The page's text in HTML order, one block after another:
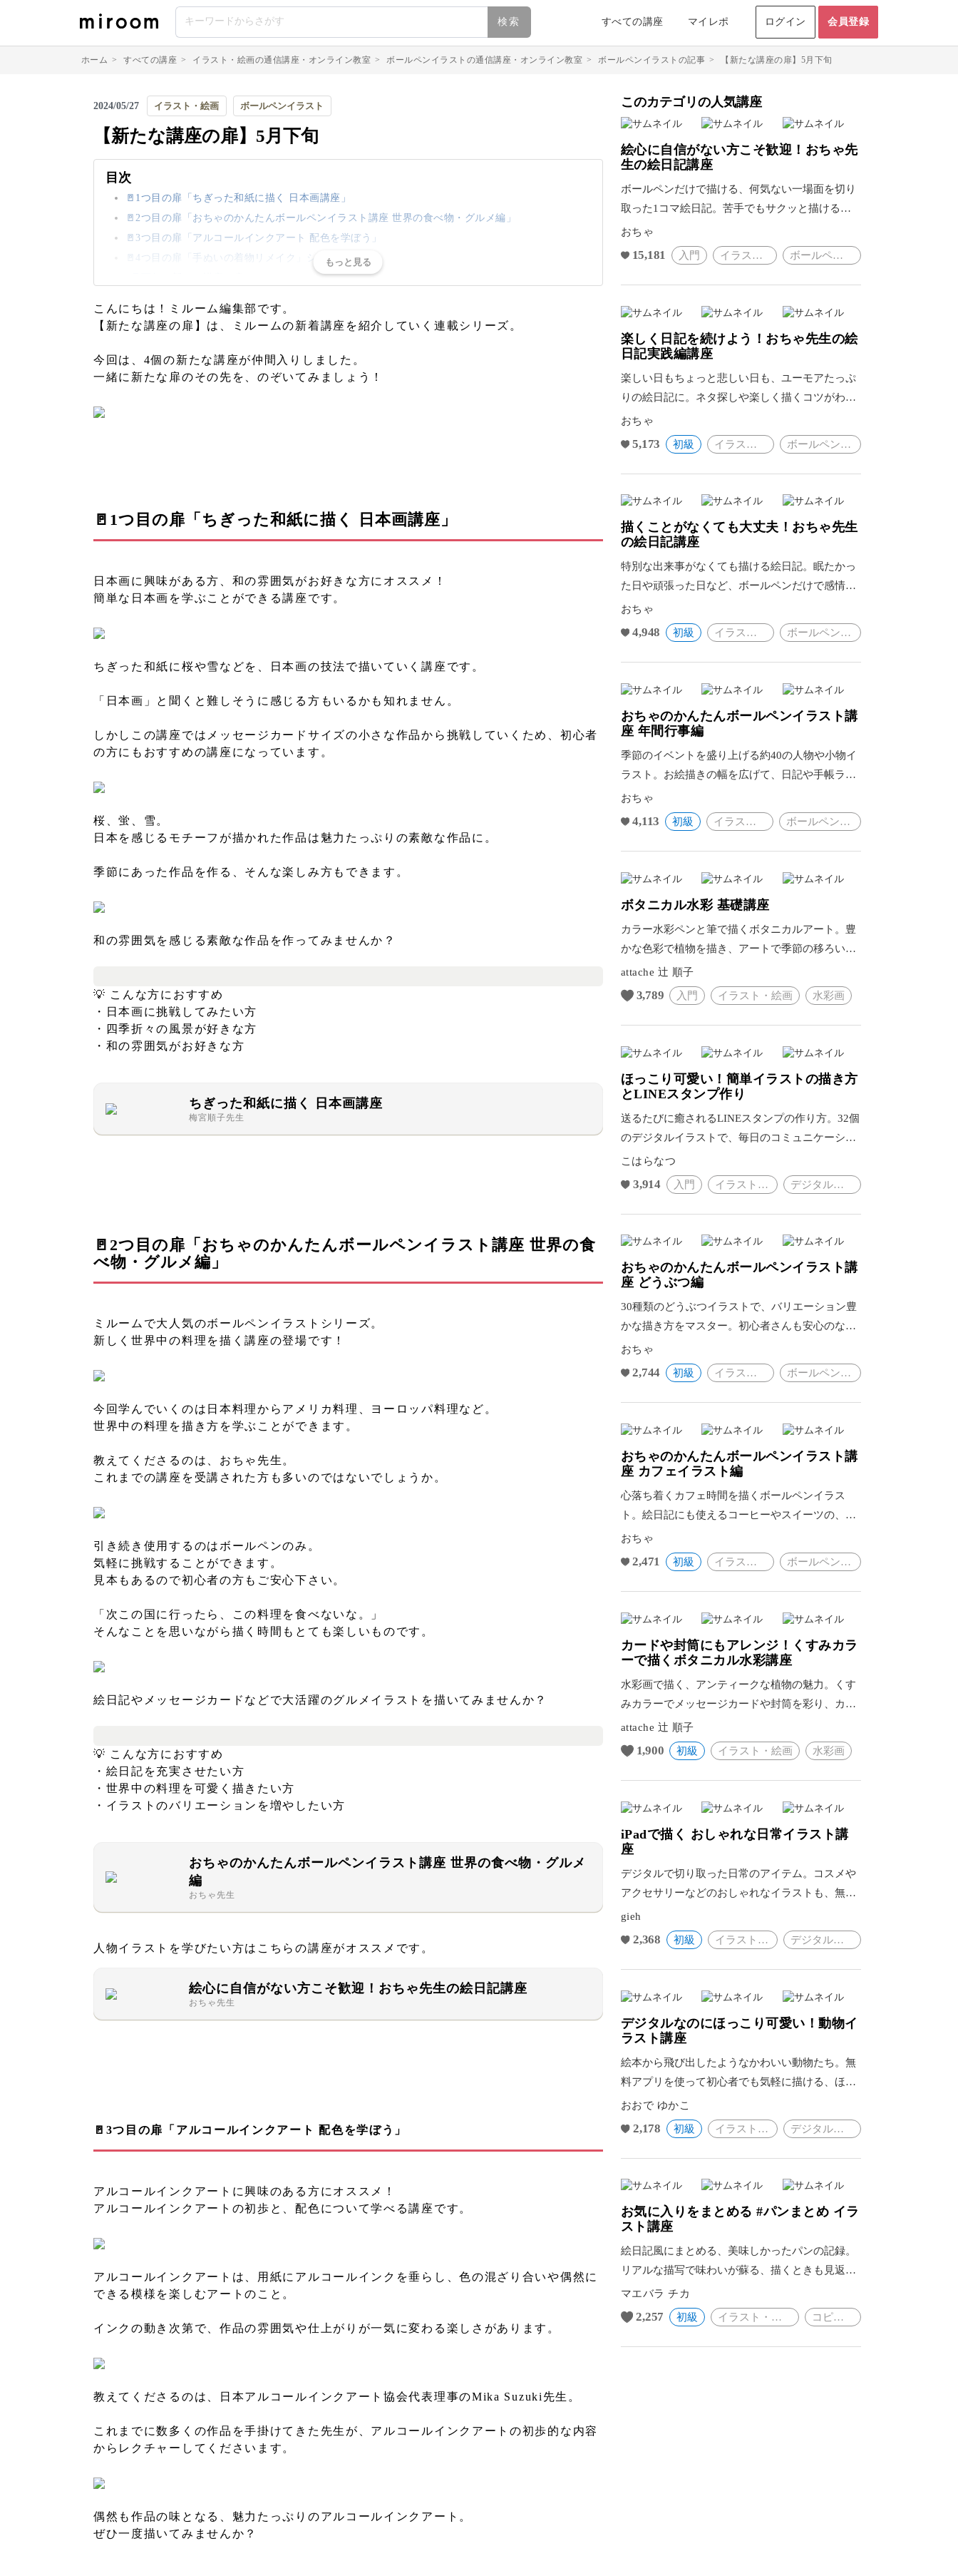
検索 すべての講座 マイレポ ログイン 会員登録
ホーム > すべての講座 > イラスト・絵画の通信講座・オンライン教室 > ボールペンイラストの通信講座・オンライン教室 > ボールペンイラストの記事 > 【新たな講座の扉】5月下旬
2024/05/27 イラスト・絵画 ボールペンイラスト
【新たな講座の扉】5月下旬
目次
🚪1つ目の扉「ちぎった和紙に描く 日本画講座」
🚪2つ目の扉「おちゃのかんたんボールペンイラスト講座 世界の食べ物・グルメ編」
🚪3つ目の扉「アルコールインクアート 配色を学ぼう」
🚪4つ目の扉「手ぬいの着物リメイク」シリーズ
こんにちは！ミルーム編集部です。
【新たな講座の扉】は、ミルームの新着講座を紹介していく連載シリーズ。
今回は、4個の新たな講座が仲間入りしました。
一緒に新たな扉のその先を、のぞいてみましょう！
🚪1つ目の扉「ちぎった和紙に描く 日本画講座」
日本画に興味がある方、和の雰囲気がお好きな方にオススメ！
簡単な日本画を学ぶことができる講座です。
ちぎった和紙に桜や雪などを、日本画の技法で描いていく講座です。
「日本画」と聞くと難しそうに感じる方もいるかも知れません。
しかしこの講座ではメッセージカードサイズの小さな作品から挑戦していくため、初心者
の方にもおすすめの講座になっています。
桜、蛍、雪。
日本を感じるモチーフが描かれた作品は魅力たっぷりの素敵な作品に。
季節にあった作品を作る、そんな楽しみ方もできます。
和の雰囲気を感じる素敵な作品を作ってみませんか？
💡 こんな方におすすめ
・日本画に挑戦してみたい方
・四季折々の風景が好きな方
・和の雰囲気がお好きな方
ちぎった和紙に描く 日本画講座
梅宮順子先生
🚪2つ目の扉「おちゃのかんたんボールペンイラスト講座 世界の食
べ物・グルメ編」
ミルームで大人気のボールペンイラストシリーズ。
新しく世界中の料理を描く講座の登場です！
今回学んでいくのは日本料理からアメリカ料理、ヨーロッパ料理など。
世界中の料理を描き方を学ぶことができます。
教えてくださるのは、おちゃ先生。
これまでの講座を受講された方も多いのではないでしょうか。
引き続き使用するのはボールペンのみ。
気軽に挑戦することができます。
見本もあるので初心者の方もご安心下さい。
「次この国に行ったら、この料理を食べないな。」
そんなことを思いながら描く時間もとても楽しいものです。
絵日記やメッセージカードなどで大活躍のグルメイラストを描いてみませんか？
💡 こんな方におすすめ
・絵日記を充実させたい方
・世界中の料理を可愛く描きたい方
・イラストのバリエーションを増やしたい方
おちゃのかんたんボールペンイラスト講座 世界の食べ物・グルメ
編
おちゃ先生
人物イラストを学びたい方はこちらの講座がオススメです。
絵心に自信がない方こそ歓迎！おちゃ先生の絵日記講座
おちゃ先生
🚪3つ目の扉「アルコールインクアート 配色を学ぼう」
アルコールインクアートに興味のある方にオススメ！
アルコールインクアートの初歩と、配色について学べる講座です。
アルコールインクアートは、用紙にアルコールインクを垂らし、色の混ざり合いや偶然に
できる模様を楽しむアートのこと。
インクの動き次第で、作品の雰囲気や仕上がりが一気に変わる楽しさがあります。
教えてくださるのは、日本アルコールインクアート協会代表理事のMika Suzuki先生。
これまでに数多くの作品を手掛けてきた先生が、アルコールインクアートの初歩的な内容
からレクチャーしてくださいます。
偶然も作品の味となる、魅力たっぷりのアルコールインクアート。
ぜひ一度描いてみませんか？
このカテゴリの人気講座
絵心に自信がない方こそ歓迎！おちゃ先
生の絵日記講座
ボールペンだけで描ける、何気ない一場面を切り
取った1コマ絵日記。苦手でもサクッと描けるか
ら、思い出がもっと身近に。
おちゃ
15,181 入門 イラスト・絵画 ボールペンイラスト
楽しく日記を続けよう！おちゃ先生の絵
日記実践編講座
楽しい日もちょっと悲しい日も、ユーモアたっぷ
りの絵日記に。ネタ探しや楽しく描くコツがわか
れば、毎日がもっと素敵に続く。
おちゃ
5,173 初級 イラスト・絵画 ボールペンイラスト
描くことがなくても大丈夫！おちゃ先生
の絵日記講座
特別な出来事がなくても描ける絵日記。眠たかっ
た日や頑張った日など、ボールペンだけで感情を
表現するアイデアをご紹介。
おちゃ
4,948 初級 イラスト・絵画 ボールペンイラスト
おちゃのかんたんボールペンイラスト講
座 年間行事編
季節のイベントを盛り上げる約40の人物や小物イ
ラスト。お絵描きの幅を広げて、日記や手帳ライ
フをもっと楽しく彩る。
おちゃ
4,113 初級 イラスト・絵画 ボールペンイラスト
ボタニカル水彩 基礎講座
カラー水彩ペンと筆で描くボタニカルアート。豊
かな色彩で植物を描き、アートで季節の移ろいを
感じる手描きライフを。
attache 辻 順子
3,789 入門 イラスト・絵画 水彩画
ほっこり可愛い！簡単イラストの描き方
とLINEスタンプ作り
送るたびに癒されるLINEスタンプの作り方。32個
のデジタルイラストで、毎日のコミュニケーショ
ンにかわいさをプラス。
こはらなつ
3,914 入門 イラスト・絵画 デジタルイラスト
おちゃのかんたんボールペンイラスト講
座 どうぶつ編
30種類のどうぶつイラストで、バリエーション豊
かな描き方をマスター。初心者さんも安心のなぞ
って練習できる見本付き。
おちゃ
2,744 初級 イラスト・絵画 ボールペンイラスト
おちゃのかんたんボールペンイラスト講
座 カフェイラスト編
心落ち着くカフェ時間を描くボールペンイラス
ト。絵日記にも使えるコーヒーやスイーツの、な
ぞって練習できるイラスト見本付き。
おちゃ
2,471 初級 イラスト・絵画 ボールペンイラスト
カードや封筒にもアレンジ！くすみカラ
ーで描くボタニカル水彩講座
水彩画で描く、アンティークな植物の魅力。くす
みカラーでメッセージカードや封筒を彩り、カリ
グラフィーで心に残る作品を。
attache 辻 順子
1,900 初級 イラスト・絵画 水彩画
iPadで描く おしゃれな日常イラスト講
座
デジタルで切り取った日常のアイテム。コスメや
アクセサリーなどのおしゃれなイラストも、無料
アプリなら簡単に描ける。
gieh
2,368 初級 イラスト・絵画 デジタルイラスト
デジタルなのにほっこり可愛い！動物イ
ラスト講座
絵本から飛び出したようなかわいい動物たち。無
料アプリを使って初心者でも気軽に描ける、ほっ
こり癒されるイラストのコツ。
おおで ゆかこ
2,178 初級 イラスト・絵画 デジタルイラスト
お気に入りをまとめる #パンまとめ イラ
スト講座
絵日記風にまとめる、美味しかったパンの記録。
リアルな描写で味わいが蘇る、描くときも見返す
ときも楽しい一冊に。
マエバラ チカ
2,257 初級 イラスト・絵画 コピック